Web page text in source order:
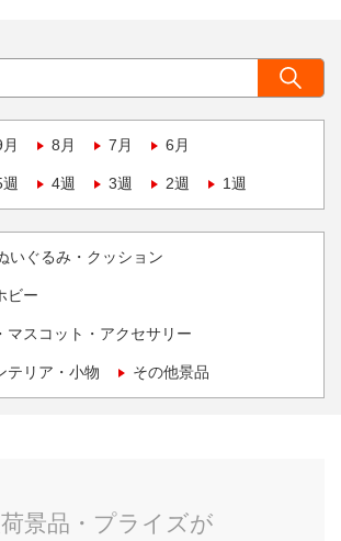
8月 7月 6月
4週 3週 2週 1週
いぐるみ・クッション
ビー
マスコット・アクセサリー
テリア・小物 その他景品